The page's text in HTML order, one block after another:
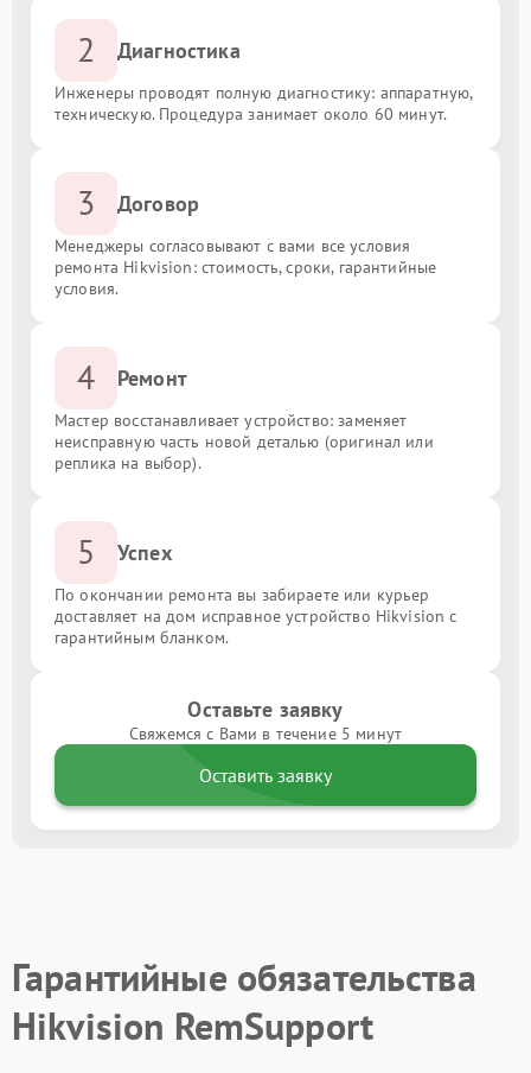
2 Диагностика
Инженеры проводят полную диагностику: аппаратную,
техническую. Процедура занимает около 60 минут.
3 Договор
Менеджеры согласовывают с вами все условия
ремонта Hikvision: стоимость, сроки, гарантийные
условия.
4 Ремонт
Мастер восстанавливает устройство: заменяет
неисправную часть новой деталью (оригинал или
реплика на выбор).
5 Успех
По окончании ремонта вы забираете или курьер
доставляет на дом исправное устройство Hikvision с
гарантийным бланком.
Оставьте заявку
Свяжемся с Вами в течение 5 минут
Оставить заявку
Гарантийные обязательства
Hikvision RemSupport